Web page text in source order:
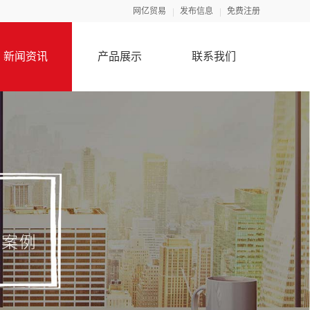
网亿贸易 发布信息 免费注册
新闻资讯 产品展示 联系我们